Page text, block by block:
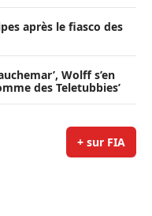
après le fiasco des
Wolff s’en
des Teletubbies’
+ sur FIA